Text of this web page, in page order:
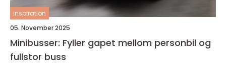
inspiration
05. November 2025
Minibusser: Fyller gapet mellom personbil og
fullstor buss